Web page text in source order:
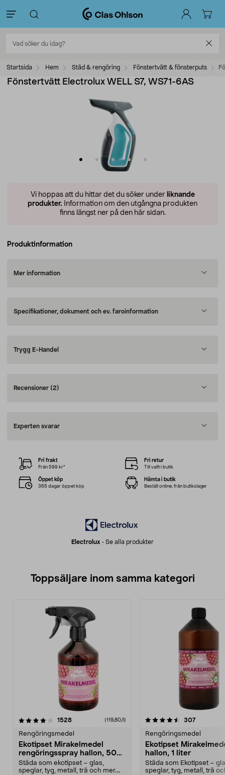
Startsida Hem Städ & rengöring Fönstertvätt & fönsterputs
Fönstertvätt Electrolux WELL S7, WS71-6AS
Vi hoppas att du hittar det du söker under liknande
produkter. Information om den utgångna produkten
finns längst ner på den här sidan.
Produktinformation
Mer information
Specifikationer, dokument och ev. faroinformation
Trygg E-Handel
Recensioner (2)
Experten svarar
Electrolux - Se alla produkter
Fri frakt
Från 599 kr*
Fri retur
Till valfri butik
Öppet köp
365 dagar öppet köp
Hämta i butik
Beställ online, från butikslager
Toppsäljare inom samma kategori
1528recensioner(119,80/l)
Rengöringsmedel
Ekotipset Mirakelmedel
rengöringsspray hallon, 500
ml
Städa som ekotipset – glas,
speglar, tyg, metall, trä och mer.
4.5 av 5 stjärnor 307
Rengöringsmedel
Ekotipset
hallon, 1 liter
Städa som Ekotipset –
speglar, tyg, metall, trä
4.5 av 5 stjärnor